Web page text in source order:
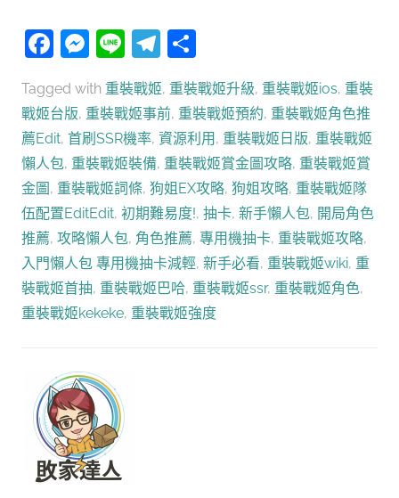
Facebook
Messenger
LineTelegram
享
Tagged with 重裝戰姬, 重裝戰姬升級, 重裝戰姬ios, 重裝
戰姬台版, 重裝戰姬事前, 重裝戰姬預約, 重裝戰姬角色推
薦Edit, 首刷SSR機率, 資源利用 , 重裝戰姬日版, 重裝戰姬
懶人包, 重裝戰姬裝備, 重裝戰姬賞金圖攻略, 重裝戰姬賞
金圖 , 重裝戰姬詞條, 狗姐EX攻略, 狗姐攻略, 重裝戰姬隊
伍配置EditEdit, 初期難易度!, 抽卡, 新手懶人包, 開局角色
推薦, 攻略懶人包, 角色推薦, 專用機抽卡, 重裝戰姬攻略,
入門懶人包 專用機抽卡減輕, 新手必看, 重裝戰姬wiki, 重
裝戰姬首抽, 重裝戰姬巴哈, 重裝戰姬ssr, 重裝戰姬角色,
重裝戰姬kekeke, 重裝戰姬強度